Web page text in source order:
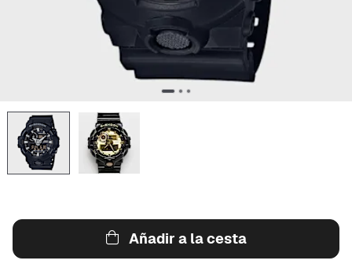
Añadir a la cesta